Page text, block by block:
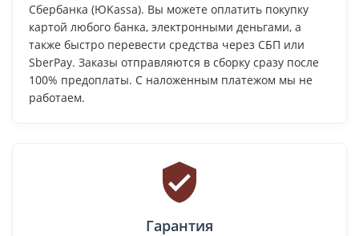
Сбербанка (ЮKassa). Вы можете оплатить покупку
картой любого банка, электронными деньгами, а
также быстро перевести средства через СБП или
SberPay. Заказы отправляются в сборку сразу после
100% предоплаты. С наложенным платежом мы не
работаем.
Гарантия